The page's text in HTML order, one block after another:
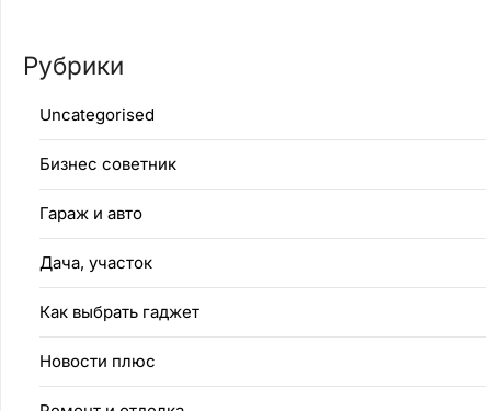
Рубрики
Uncategorised
Бизнес советник
Гараж и авто
Дача, участок
Как выбрать гаджет
Новости плюс